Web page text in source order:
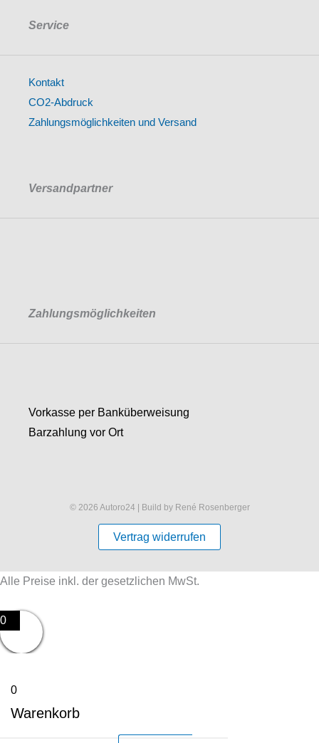
Service
Kontakt
CO2-Abdruck
Zahlungsmöglichkeiten und Versand
Versandpartner
Zahlungsmöglichkeiten
Vorkasse per Banküberweisung
Barzahlung vor Ort
© 2026 Autoro24 | Build by René Rosenberger
Vertrag widerrufen
Alle Preise inkl. der gesetzlichen MwSt.
0
0
Warenkorb